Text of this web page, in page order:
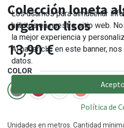
Colección loneta
orgánico lisos
13,90€
COLOR
Unidades en metros. Cantidad
Los usamos para almacenar
hábitos en nuestro sitio web.
la mejor experiencia y
Al hacer clic en este banner,
datos.
Acepto
Política de